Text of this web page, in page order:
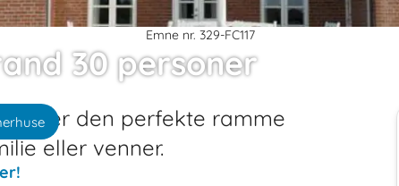
Emne nr. 329-FC117
30 personer
er den perfekte ramme
eller venner.